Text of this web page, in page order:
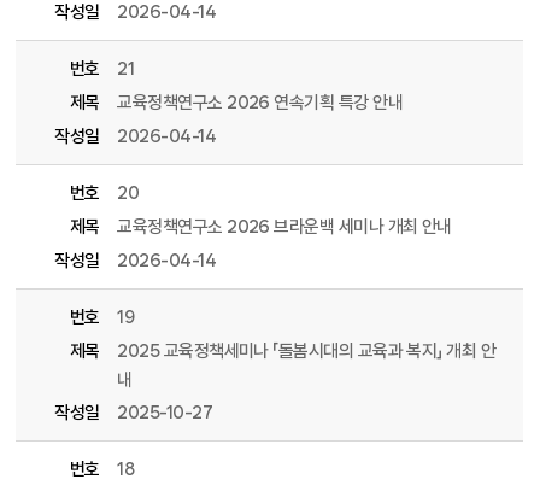
작성일
2026-04-14
번호
21
제목
교육정책연구소 2026 연속기획 특강 안내
작성일
2026-04-14
번호
20
제목
교육정책연구소 2026 브라운백 세미나 개최 안내
작성일
2026-04-14
번호
19
제목
2025 교육정책세미나 「돌봄시대의 교육과 복지」 개최 안
내
작성일
2025-10-27
번호
18